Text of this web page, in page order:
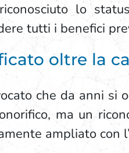
lo
tutti i benefici
oltre la
che da anni si
ma un
ampliato con